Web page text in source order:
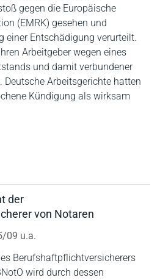
gegen die Europäische
(EMRK) gesehen und
einer Entschädigung verurteilt.
Arbeitgeber wegen eines
und damit verbundener
Deutsche Arbeitsgerichte hatten
Kündigung als wirksam
der
von Notaren
09 u.a.
Berufshaftpflichtversicherers
wird durch dessen